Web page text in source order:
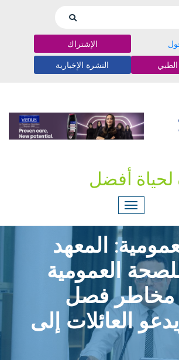
الإشتراك
الطبي النشرة الإخبارية
أفضل
المعهد
العمومية
مخاطر فصل
العائلات إلى